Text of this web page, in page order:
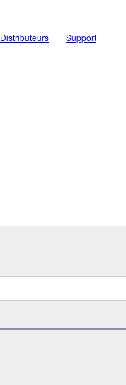
Distributeurs Support